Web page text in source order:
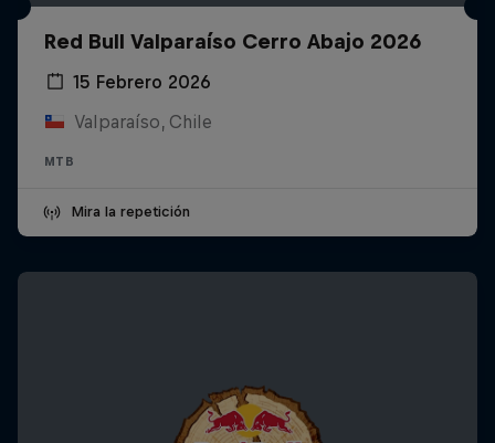
Red Bull Valparaíso Cerro Abajo 2026
15 Febrero 2026
Valparaíso, Chile
MTB
Mira la repetición